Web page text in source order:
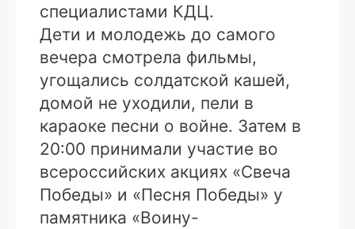
специалистами КДЦ.
Дети и молодежь до самого
вечера смотрела фильмы,
угощались солдатской кашей,
домой не уходили, пели в
караоке песни о войне. Затем в
20:00 принимали участие во
всероссийских акциях «Свеча
Победы» и «Песня Победы» у
памятника «Воину-